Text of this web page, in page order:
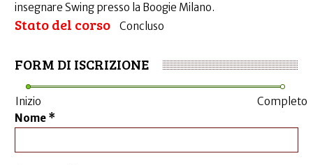
insegnare Swing presso la Boogie Milano.
Stato del corso Concluso
FORM DI ISCRIZIONE
Inizio
Completo
Nome *